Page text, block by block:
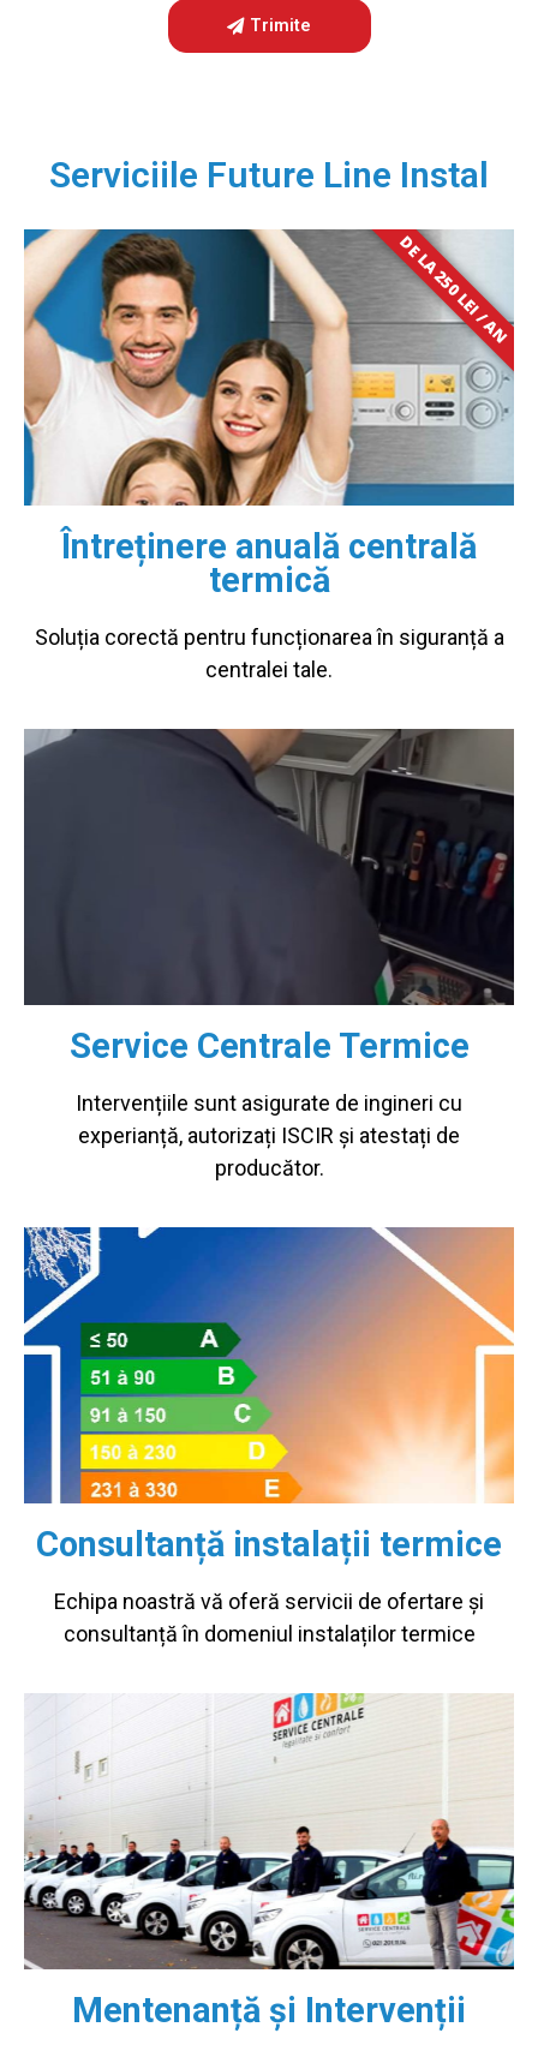
Trimite
Serviciile Future Line Instal
DE LA 250 LEI / AN
Întreținere anuală centrală
termică
Soluția corectă pentru funcționarea în siguranță a
centralei tale.
Service Centrale Termice
Intervențiile sunt asigurate de ingineri cu
experianță, autorizați ISCIR și atestați de
producător.
Consultanță instalații termice
Echipa noastră vă oferă servicii de ofertare și
consultanță în domeniul instalaților termice
Mentenanță și Intervenții